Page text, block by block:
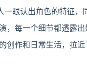
眼认出角色的特征，
，每一个细节都透露
创作和日常生活，拉近